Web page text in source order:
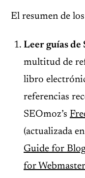
El resumen de
Leer guías
multitud de
libro
referencias
SEOmoz’s
(actualizada
Guide for
for